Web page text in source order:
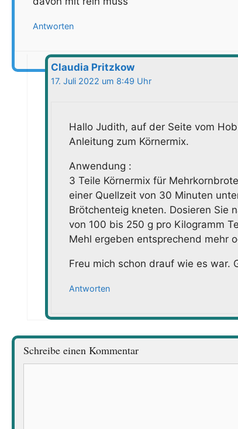
Antworten
Claudia Pritzkow
17. Juli 2022 um 8:49 Uhr
Hallo Judith, auf der Seite vom
Anleitung zum Körnermix.
Anwendung :
3 Teile Körnermix für
einer Quellzeit von 30 Minuten
Brötchenteig kneten. Dosieren Sie
von 100 bis 250 g pro Kilogramm
Mehl ergeben entsprechend mehr
Freu mich schon drauf wie es war.
Antworten
Schreibe einen Kommentar